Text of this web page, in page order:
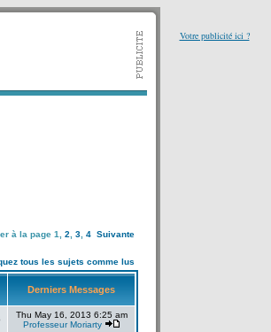
à la page 1 2 3 4 Suivante
tous les sujets comme lus
Derniers Messages
Thu May 16, 2013 6:25 am
Professeur Moriarty
Votre publicité ici ?